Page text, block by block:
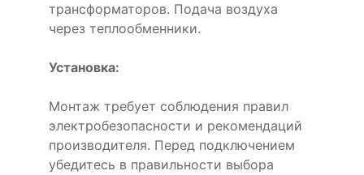
трансформаторов. Подача воздуха
через теплообменники.
Установка:
Монтаж требует соблюдения правил
электробезопасности и рекомендаций
производителя. Перед подключением
убедитесь в правильности выбора